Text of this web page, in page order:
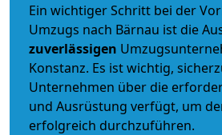
Ein wichtiger Schritt bei der
Umzugs nach Bärnau ist die
zuverlässigen
Konstanz. Es ist wichtig,
Unternehmen über die
und Ausrüstung verfügt, um
erfolgreich durchzuführen.